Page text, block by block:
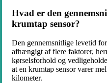
Hvad er den
krumtap sensor?
Den gennemsnitlige levetid
afhængigt af flere faktorer,
kørselsforhold og
at en krumtap sensor varer
kilometer.